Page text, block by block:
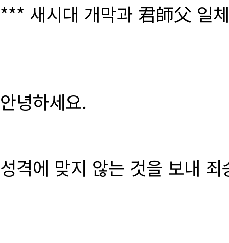
*** 새시대 개막과 君師父 일
안녕하세요.
성격에 맞지 않는 것을 보내